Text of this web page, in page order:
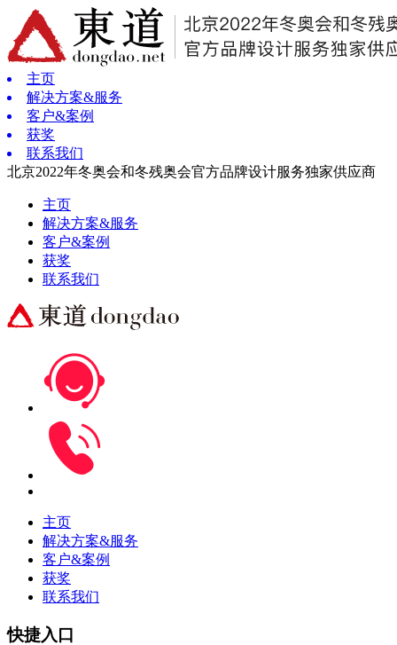
主页
解决方案&服务
客户&案例
获奖
联系我们
北京2022年冬奥会和冬残奥会官方品牌设计服务独家供应商
主页
解决方案&服务
客户&案例
获奖
联系我们
主页
解决方案&服务
客户&案例
获奖
联系我们
快捷入口